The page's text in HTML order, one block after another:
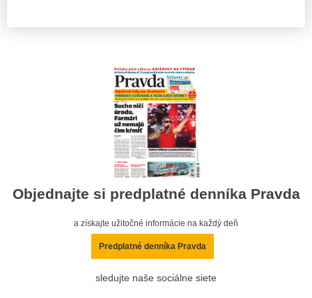
Objednajte si predplatné denníka Pravda
a získajte užitočné informácie na každý deň
Predplatné denníka Pravda
sledujte naše sociálne siete